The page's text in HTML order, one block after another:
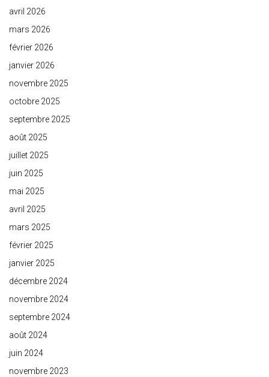
avril 2026
mars 2026
février 2026
janvier 2026
novembre 2025
octobre 2025
septembre 2025
août 2025
juillet 2025
juin 2025
mai 2025
avril 2025
mars 2025
février 2025
janvier 2025
décembre 2024
novembre 2024
septembre 2024
août 2024
juin 2024
novembre 2023